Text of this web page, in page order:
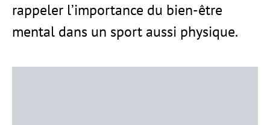
rappeler l’importance du bien-être
mental dans un sport aussi physique.